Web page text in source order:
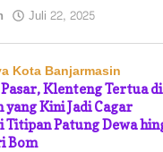
Juli 22, 2025
Kota Banjarmasin
Klenteng Tertua di
Kini Jadi Cagar
Titipan Patung Dewa
Bom